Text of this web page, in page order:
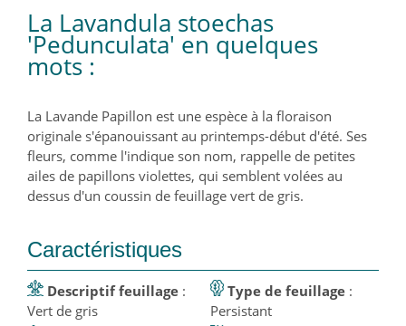
La Lavandula stoechas
'Pedunculata' en quelques
mots :
La Lavande Papillon est une espèce à la floraison
originale s'épanouissant au printemps-début d'été. Ses
fleurs, comme l'indique son nom, rappelle de petites
ailes de papillons violettes, qui semblent volées au
dessus d'un coussin de feuillage vert de gris.
Caractéristiques
Descriptif feuillage :
Vert de gris
Type de feuillage:
Persistant